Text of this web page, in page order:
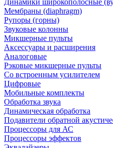
Динамики широкополосные
Мембраны (diaphragm)
Рупоры (горны)
Звуковые колонны
Микшерные пульты
Аксессуары и расширения
Аналоговые
Рэковые микшерные пульты
Со встроенным усилителем
Цифровые
Мобильные комплекты
Обработка звука
Динамическая обработка
Подавители обратной
Процессоры для АС
Процессоры эффектов